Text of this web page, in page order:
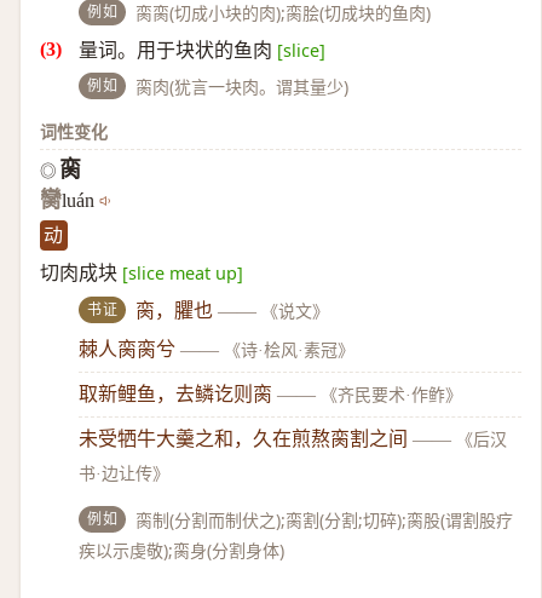
例如 脔脔(切成小块的肉);脔脍(切成块的鱼肉)
量词。用于块状的鱼肉 [slice]
例如
脔肉(犹言一块肉。谓其量少)
词性变化
◎ 脔
臠luán
动
切肉成块 [slice meat up]
书证 脔，臞也 —— 《说文》
棘人脔脔兮 —— 《诗·桧风·素冠》
取新鲤鱼，去鳞讫则脔 —— 《齐民要术·作鲊》
未受牺牛大羹之和，久在煎熬脔割之间 ——
《后汉
书·边让传》
例如
脔制(分割而制伏之);脔割(分割;切碎);脔股(谓割股疗
疾以示虔敬);脔身(分割身体)